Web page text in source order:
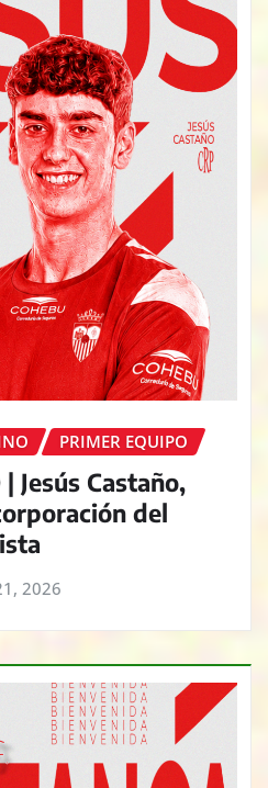
PRIMER EQUIPO
Jesús Castaño,
del
2026